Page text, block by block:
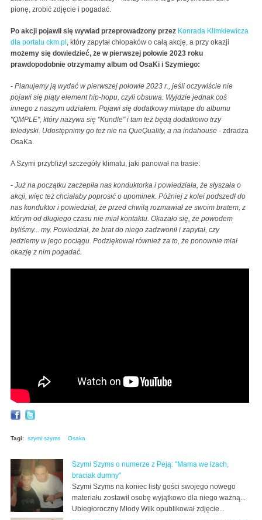
pionę, zrobić zdjęcie i pogadać.
Po akcji pojawił się wywiad przeprowadzony przez Konrada Klimkiewicza
dla portalu ckm.pl , który zapytał chłopaków o całą akcję, a przy okazji
możemy się dowiedzieć, że w pierwszej połowie 2023 roku
prawdopodobnie otrzymamy album od OsaKi i Szymiego:
- Planujemy ją wydać w pierwszej połowie 2023 r., jeśli oczywiście nie
pojawi się piąty element hip-hopu, czyli obsuwa. Wyjdzie jednak coś
innego z naszym udziałem. Pojawi się dodatkowy mixtape do albumu
"QMPLE", który nazywa się "Kundle" i tam też będą dodatkowo trzy
teledyski. Udostępnimy go też nie na QueQuality, a na indahouse - zdradza
OsaKa.
A Szymi przybliżył szczegóły klimatu, jaki panował na trasie:
- Już na początku zaczepiła nas konduktorka i powiedziała, że słyszała o
akcji, więc też chciałaby poprosić o upominek. Później z kolei podszedł do
nas konduktor i powiedział, że przed chwilą rozmawiał ze swoim bratem, z
którym od długiego czasu nie miał kontaktu. Okazało się, że powodem
byliśmy... my. Powiedział, że brat do niego zadzwonił i zapytał, czy
jedziemy w jego pociągu. Podziękował również za to, że ponownie miał
okazję z nim pogadać.
Tagi: szymi szyms Osaka
Szymi Szyms o numerze z Peją: "Mama we łzach,
braciak dumny"
Szymi Szyms na koniec listy gości swojego nowego
materiału zostawił osobę wyjątkowo dla niego ważną...
Ubiegłoroczny Młody Wilk opublikował zdjęcie...